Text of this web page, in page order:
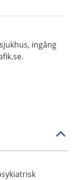
ingång